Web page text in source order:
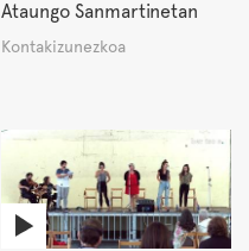
Ataungo Sanmartinetan
Kontakizunezkoa